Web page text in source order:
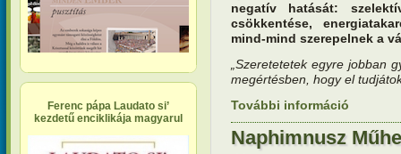
Ferenc pápa Laudato si’
kezdetű enciklikája magyarul
negatív hatását:
csökkentése,
mind-mind szerepelnek a
„Szeretetetek egyre jobban
megértésben, hogy el
További információ
Naphimnusz